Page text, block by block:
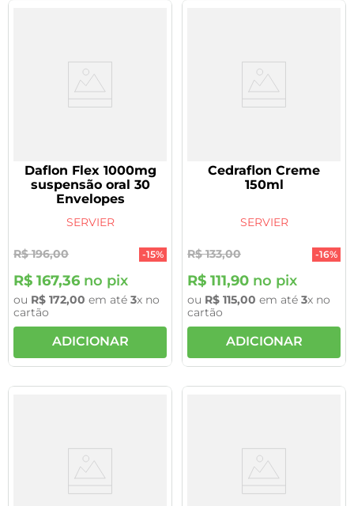
Daflon Flex 1000mg
suspensão oral 30
Envelopes
SERVIER
R$ 196,00 -15%
R$ 167,36 no pix
ou R$ 172,00 em até 3x no
cartão
ADICIONAR
Cedraflon Creme
150ml
SERVIER
R$ 133,00 -16%
R$ 111,90 no pix
ou R$ 115,00 em até 3x no
cartão
ADICIONAR